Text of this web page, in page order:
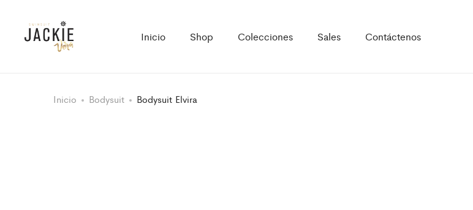
Inicio Shop Colecciones Sales Contáctenos
Inicio Bodysuit Bodysuit Elvira